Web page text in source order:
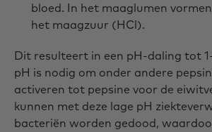
bloed. In het maaglumen vormen
het maagzuur (HCl).
Dit resulteert in een pH-daling tot
pH is nodig om onder andere
activeren tot pepsine voor de
kunnen met deze lage pH
bacteriën worden gedood,